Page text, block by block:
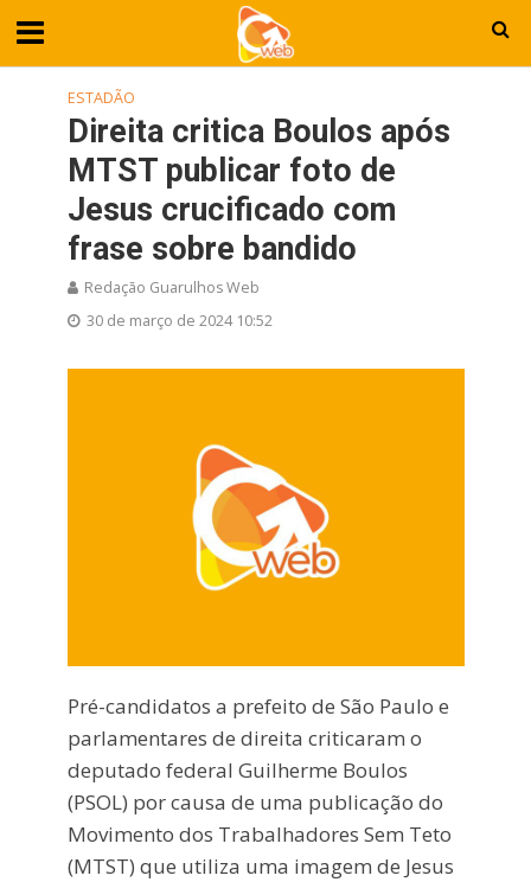
ESTADÃO
Direita critica Boulos após
MTST publicar foto de
Jesus crucificado com
frase sobre bandido
Redação Guarulhos Web
30 de março de 2024 10:52
Pré-candidatos a prefeito de São Paulo e
parlamentares de direita criticaram o
deputado federal Guilherme Boulos
(PSOL) por causa de uma publicação do
Movimento dos Trabalhadores Sem Teto
(MTST) que utiliza uma imagem de Jesus